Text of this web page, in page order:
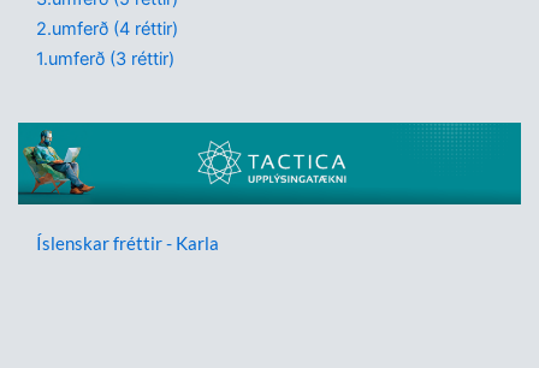
2.umferð (4 réttir)
1.umferð (3 réttir)
Íslenskar fréttir - Karla